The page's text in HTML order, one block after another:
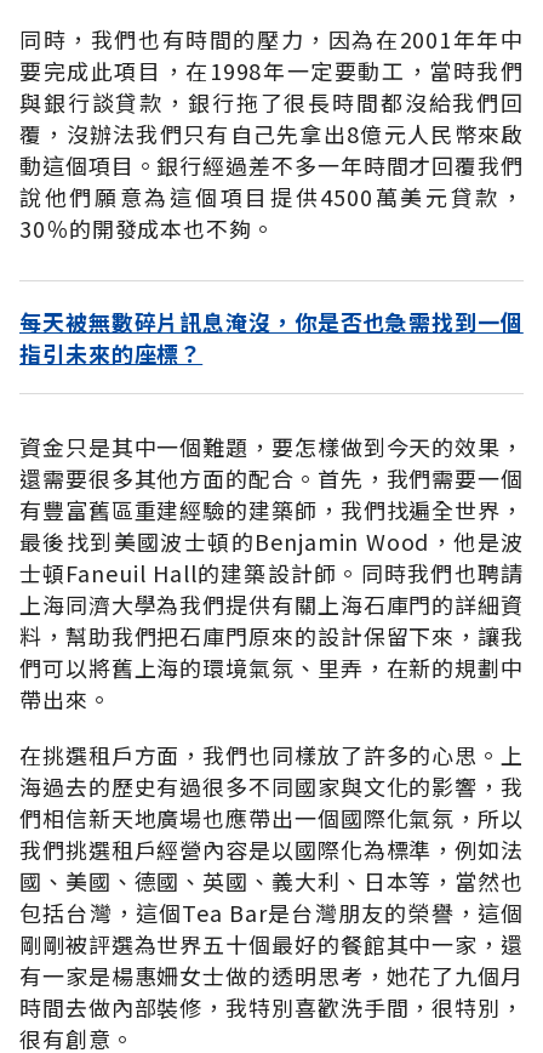
同時，我們也有時間的壓力，因為在2001年年中
要完成此項目，在1998年一定要動工，當時我們
與銀行談貸款，銀行拖了很長時間都沒給我們回
覆，沒辦法我們只有自己先拿出8億元人民幣來啟
動這個項目。銀行經過差不多一年時間才回覆我們
說他們願意為這個項目提供4500萬美元貸款，
30％的開發成本也不夠。
每天被無數碎片訊息淹沒，你是否也急需找到一個
指引未來的座標？
資金只是其中一個難題，要怎樣做到今天的效果，
還需要很多其他方面的配合。首先，我們需要一個
有豐富舊區重建經驗的建築師，我們找遍全世界，
最後找到美國波士頓的Benjamin Wood，他是波
士頓Faneuil Hall的建築設計師。同時我們也聘請
上海同濟大學為我們提供有關上海石庫門的詳細資
料，幫助我們把石庫門原來的設計保留下來，讓我
們可以將舊上海的環境氣氛、里弄，在新的規劃中
帶出來。
在挑選租戶方面，我們也同樣放了許多的心思。上
海過去的歷史有過很多不同國家與文化的影響，我
們相信新天地廣場也應帶出一個國際化氣氛，所以
我們挑選租戶經營內容是以國際化為標準，例如法
國、美國、德國、英國、義大利、日本等，當然也
包括台灣，這個Tea Bar是台灣朋友的榮譽，這個
剛剛被評選為世界五十個最好的餐館其中一家，還
有一家是楊惠姍女士做的透明思考，她花了九個月
時間去做內部裝修，我特別喜歡洗手間，很特別，
很有創意。